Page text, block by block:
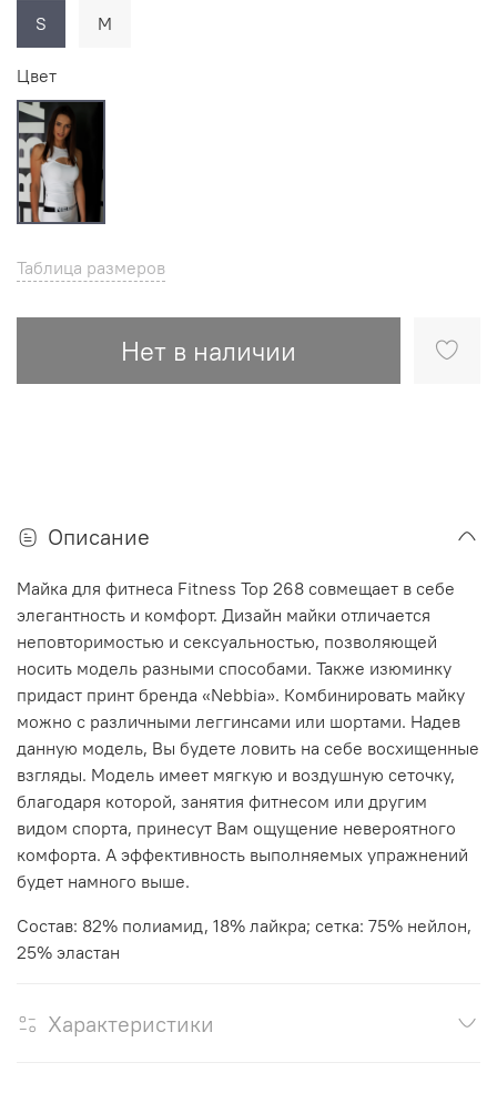
Таблица размеров
Нет в наличии
S M
Цвет
Описание
Майка для фитнеса Fitness Top 268 совмещает в себе
элегантность и комфорт. Дизайн майки отличается
неповторимостью и сексуальностью, позволяющей
носить модель разными способами. Также изюминку
придаст принт бренда «Nebbia». Комбинировать майку
можно с различными леггинсами или шортами. Надев
данную модель, Вы будете ловить на себе восхищенные
взгляды. Модель имеет мягкую и воздушную сеточку,
благодаря которой, занятия фитнесом или другим
видом спорта, принесут Вам ощущение невероятного
комфорта. А эффективность выполняемых упражнений
будет намного выше.
Состав: 82% полиамид, 18% лайкра; сетка: 75% нейлон,
25% эластан
Характеристики